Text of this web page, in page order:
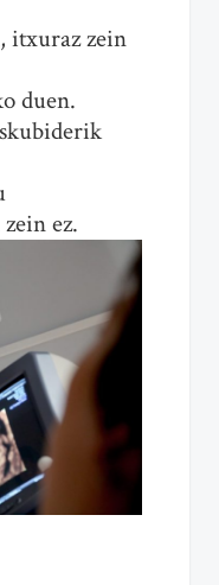
itxuraz zein
duen.
ez.